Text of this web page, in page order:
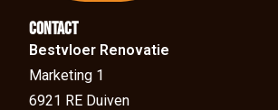
Contact
Bestvloer Renovatie
Marketing 1
6921 RE Duiven